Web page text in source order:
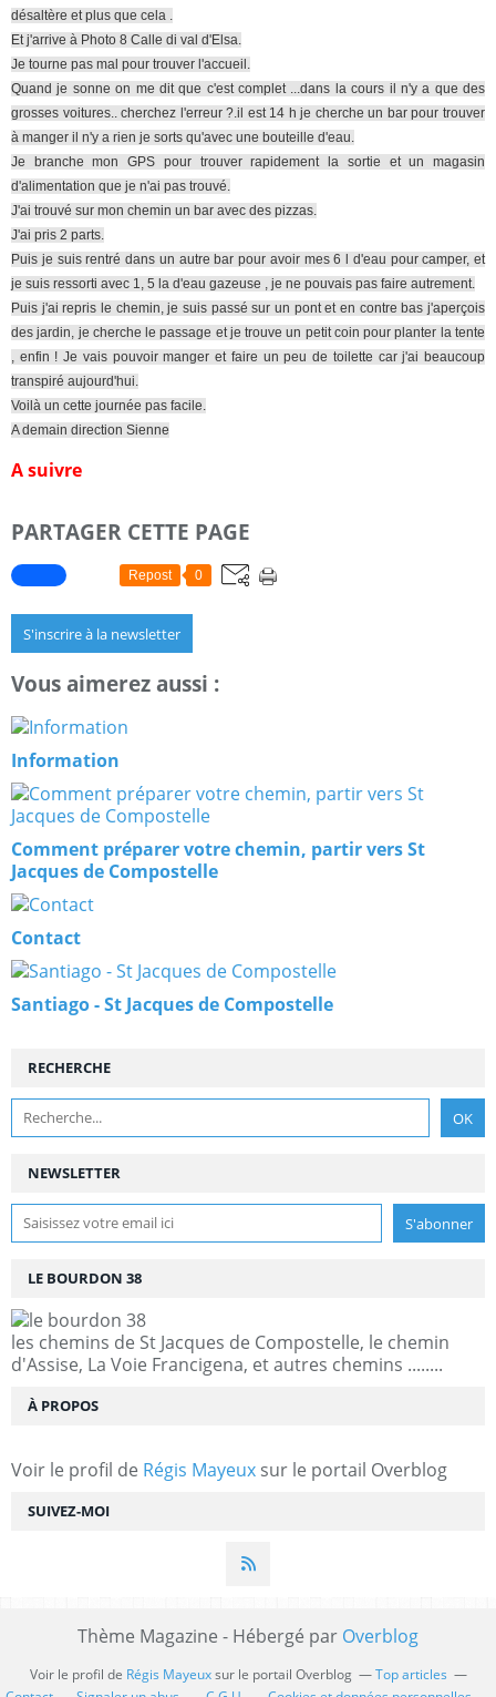
désaltère et plus que cela .
Et j'arrive à Photo 8 Calle di val d'Elsa.
Je tourne pas mal pour trouver l'accueil.
Quand je sonne on me dit que c'est complet ...dans la cours il n'y a que des
grosses voitures.. cherchez l'erreur ?.il est 14 h je cherche un bar pour trouver
à manger il n'y a rien je sorts qu'avec une bouteille d'eau.
Je branche mon GPS pour trouver rapidement la sortie et un magasin
d'alimentation que je n'ai pas trouvé.
J'ai trouvé sur mon chemin un bar avec des pizzas.
J'ai pris 2 parts.
Puis je suis rentré dans un autre bar pour avoir mes 6 l d'eau pour camper, et
je suis ressorti avec 1, 5 la d'eau gazeuse , je ne pouvais pas faire autrement.
Puis j'ai repris le chemin, je suis passé sur un pont et en contre bas j'aperçois
des jardin, je cherche le passage et je trouve un petit coin pour planter la tente
, enfin ! Je vais pouvoir manger et faire un peu de toilette car j'ai beaucoup
transpiré aujourd'hui.
Voilà un cette journée pas facile.
A demain direction Sienne
A suivre
PARTAGER CETTE PAGE
Repost 0
S'inscrire à la newsletter
Vous aimerez aussi :
Information
Comment préparer votre chemin, partir vers St
Jacques de Compostelle
Contact
Santiago - St Jacques de Compostelle
NEWSLETTER
SUIVEZ-MOI
RECHERCHE
LE BOURDON 38
les chemins de St Jacques de Compostelle, le chemin
d'Assise, La Voie Francigena, et autres chemins ........
À PROPOS
Voir le profil de Régis Mayeux sur le portail Overblog
Thème Magazine - Hébergé par Overblog
Voir le profil de Régis Mayeuxsur le portail Overblog
Top articles